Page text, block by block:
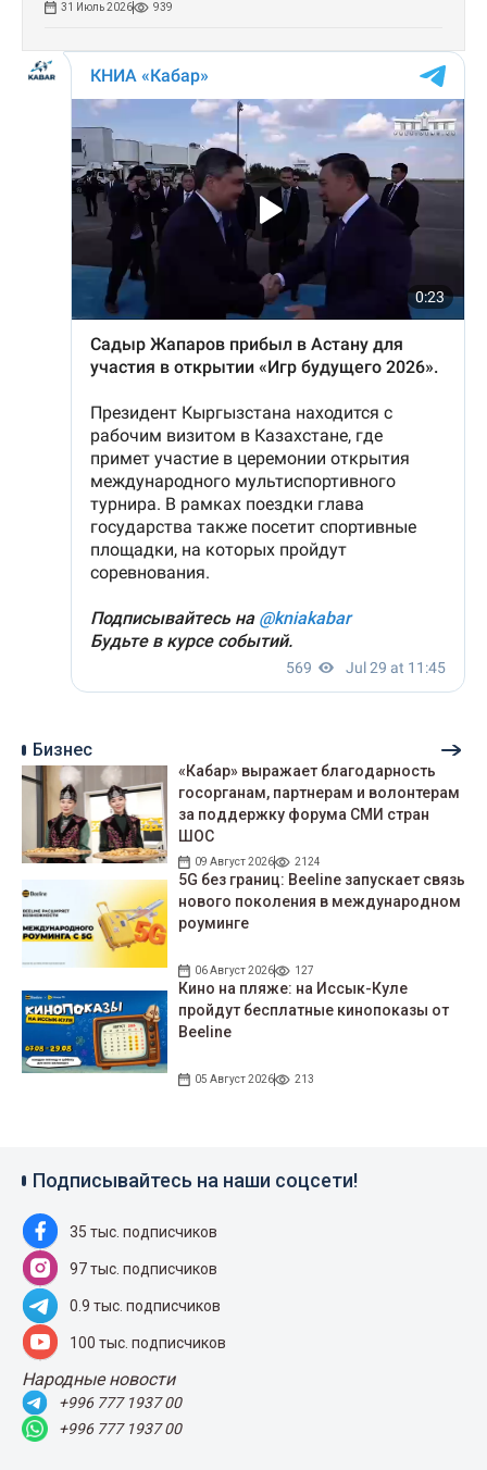
31 Июль 2026 939
Бизнес
«Кабар» выражает благодарность
госорганам, партнерам и волонтерам
за поддержку форума СМИ стран
ШОС
09 Август 2026 2124
5G без границ: Beeline запускает связь
нового поколения в международном
роуминге
06 Август 2026 127
Кино на пляже: на Иссык-Куле
пройдут беcплатные кинопоказы от
Beeline
05 Август 2026 213
Подписывайтесь на наши соцсети!
35 тыс. подписчиков
97 тыс. подписчиков
0.9 тыс. подписчиков
100 тыс. подписчиков
Народные новости
+996 777 1937 00
+996 777 1937 00